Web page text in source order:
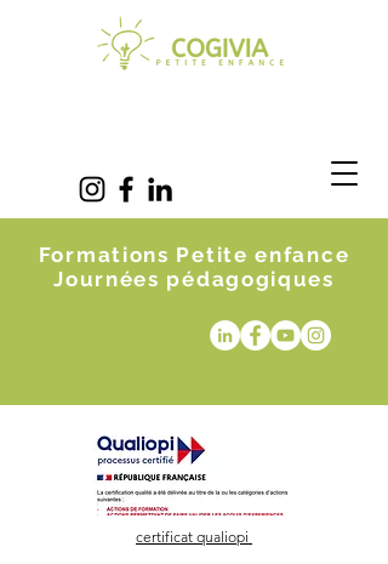
Formations Petite enfance
Journées pédagogiques
certificat qualiopi